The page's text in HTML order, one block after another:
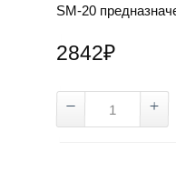
SM-20
2842₽